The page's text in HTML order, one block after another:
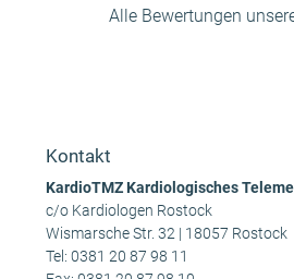
Alle Bewertungen
Kontakt
KardioTMZ Kardiologisches
c/o Kardiologen Rostock
Wismarsche Str. 32 | 18057 Rostock
Tel:0381 20 87 98 11